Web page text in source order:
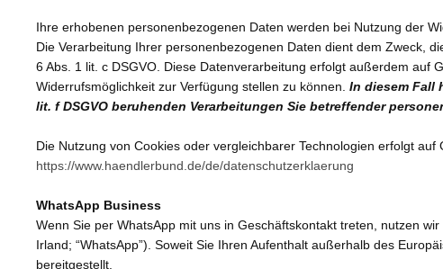
Ihre erhobenen personenbezogenen Daten werden bei Nutzung der
Die Verarbeitung Ihrer personenbezogenen Daten dient dem Zweck,
6 Abs. 1 lit. c DSGVO. Diese Datenverarbeitung erfolgt außerdem auf
Widerrufsmöglichkeit zur Verfügung stellen zu können. In diesem Fall
lit. f DSGVO beruhenden Verarbeitungen Sie betreffender
Die Nutzung von Cookies oder vergleichbarer Technologien erfolgt
https://www.haendlerbund.de/de/datenschutzerklaerung
WhatsApp Business
Wenn Sie per WhatsApp mit uns in Geschäftskontakt treten, nutzen
Irland; “WhatsApp”). Soweit Sie Ihren Aufenthalt außerhalb des
bereitgestellt.